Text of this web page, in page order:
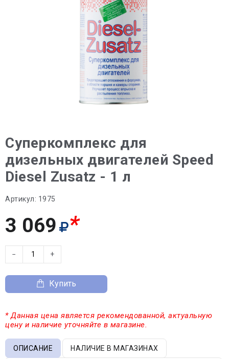
Суперкомплекс для
дизельных двигателей Speed
Diesel Zusatz - 1 л
Артикул: 1975
3 069 *
− +
Купить
* Данная цена является рекомендованной, актуальную
цену и наличие уточняйте в магазине.
ОПИСАНИЕ НАЛИЧИЕ В МАГАЗИНАХ